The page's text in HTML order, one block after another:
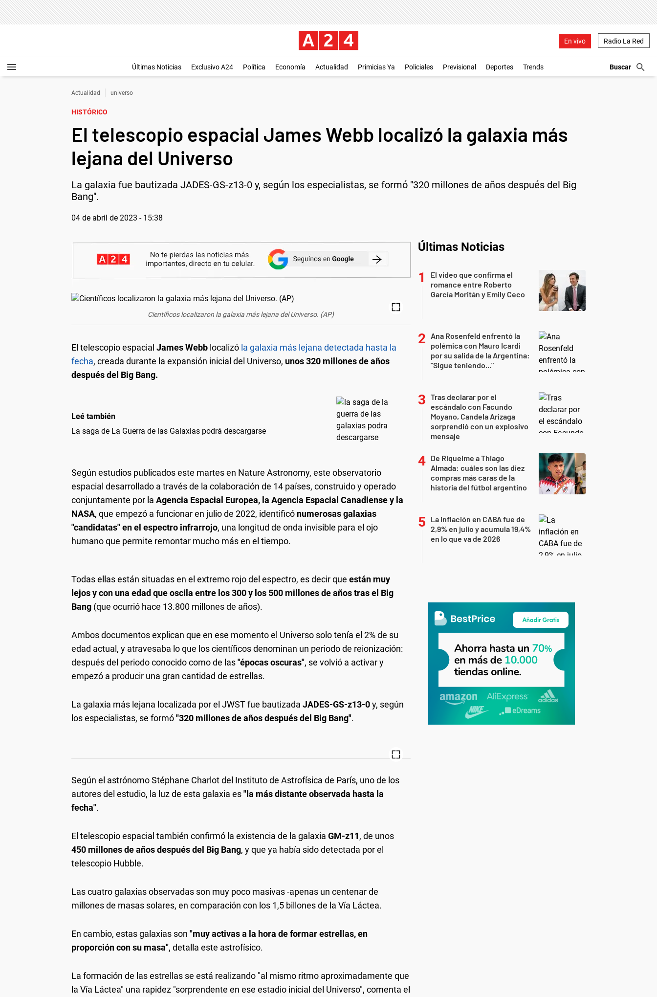
En vivo Radio La Red
Últimas Noticias Exclusivo A24 Política Economía Actualidad Primicias Ya Policiales Previsional Deportes Trends
Actualidad universo
HISTÓRICO
El telescopio espacial James Webb localizó la galaxia más
lejana del Universo
La galaxia fue bautizada JADES-GS-z13-0 y, según los especialistas, se formó "320 millones de años después del Big
Bang".
04 de abril de 2023 - 15:38
Científicos localizaron la galaxia más lejana del Universo. (AP)
El telescopio espacial James Webb localizó la galaxia más lejana detectada hasta la
fecha, creada durante la expansión inicial del Universo, unos 320 millones de años
después del Big Bang.
Leé también
La saga de La Guerra de las Galaxias podrá descargarse
Según estudios publicados este martes en Nature Astronomy, este observatorio
espacial desarrollado a través de la colaboración de 14 países, construido y operado
conjuntamente por la Agencia Espacial Europea, la Agencia Espacial Canadiense y la
NASA, que empezó a funcionar en julio de 2022, identificó numerosas galaxias
"candidatas" en el espectro infrarrojo, una longitud de onda invisible para el ojo
humano que permite remontar mucho más en el tiempo.
Todas ellas están situadas en el extremo rojo del espectro, es decir que están muy
lejos y con una edad que oscila entre los 300 y los 500 millones de años tras el Big
Bang (que ocurrió hace 13.800 millones de años).
Ambos documentos explican que en ese momento el Universo solo tenía el 2% de su
edad actual, y atravesaba lo que los científicos denominan un periodo de reionización:
después del periodo conocido como de las"épocas oscuras", se volvió a activar y
empezó a producir una gran cantidad de estrellas.
La galaxia más lejana localizada por el JWST fue bautizada JADES-GS-z13-0y, según
los especialistas, se formó"320 millones de años después del Big Bang".
Según el astrónomo Stéphane Charlot del Instituto de Astrofísica de París, uno de los
autores del estudio, la luz de esta galaxia es"la más distante observada hasta la
fecha".
El telescopio espacial también confirmó la existencia de la galaxia GM-z11, de unos
450 millones de años después del Big Bang, y que ya había sido detectada por el
telescopio Hubble.
Las cuatro galaxias observadas son muy poco masivas -apenas un centenar de
millones de masas solares, en comparación con los 1,5 billones de la Vía Láctea.
En cambio, estas galaxias son "muy activas a la hora de formar estrellas, en
proporción con su masa", detalla este astrofísico.
La formación de las estrellas se está realizando "al mismo ritmo aproximadamente que
la Vía Láctea" una rapidez "sorprendente en ese estadio inicial del Universo", comenta el
Últimas Noticias
El video que confirma el
romance entre Roberto
García Moritán y Emily Ceco
Ana Rosenfeld enfrentó la
polémica con Mauro Icardi
por su salida de la Argentina:
"Sigue teniendo..."
Tras declarar por el
escándalo con Facundo
Moyano, Candela Arizaga
sorprendió con un explosivo
mensaje
De Riquelme a Thiago
Almada: cuáles son las diez
compras más caras de la
historia del fútbol argentino
La inflación en CABA fue de
2,9% en julio y acumula 19,4%
en lo que va de 2026